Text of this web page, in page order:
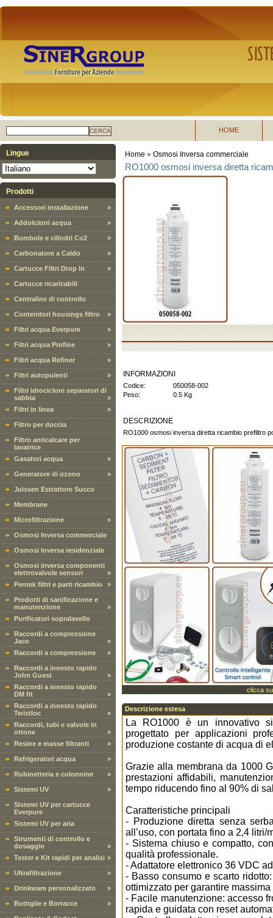
CERCA HOME
Lingue
Prodotti
Accessori installazione »
Addolcitori acqua »
Bombole e cilindri Co2 »
Carbonatore a Caldo »
Cartucce Filtri Drop In »
Cartucce ricaricabili
Centraline di controllo
Contenitori housings filtro »
Filtri acqua Everpure »
Filtri acqua Profine »
Filtri acqua Refiner »
Filtri autopulenti »
Filtri idrocicloni separatori di
sabbia
»
Filtri in linea
»
Filtro per doccia
Filtro anticalcare per
lavatrice
Gasatori acqua
»
Generatore di ozono »
Juissen Estrattore Succo
Membrane
Microfiltrazione »
Osmosi Inversa commerciale
Osmosi Inversa residenziale
Osmosi inversa componenti
elettrovalvole sensori
»
Pentek filtri e parti ricambio
»
Prodotti di sanificazione e
manutenzione
»
Purificatori sopralavello
Raccordi a compressione
Jaco
»
Raccordi a compressione
»
Raccordi a innesto rapido
John Guest
»
Raccordi a innesto rapido
DM fit
»
Raccordi a innesto rapido
Twistloc
»
Raccordi, tubi e valvole in
ottone
»
Resine e masse filtranti
»
Refrigeratori acqua »
Rubinetteria e colonnine »
Sistemi UV »
Sistemi UV per cartucce
Everpure
Sistemi UV per aria
Strumenti di controllo e
dosaggio
»
Tester e Kit rapidi per analisi »
Ultrafiltrazione »
Drinkware personalizzato »
Bottiglie e Borracce »
Home » Osmosi Inversa commerciale
RO1000 osmosi inversa diretta
INFORMAZIONI
Codice:
050058-002
Peso:
0.5 Kg
DESCRIZIONE
RO1000 osmosi inversa diretta ricambio prefiltro
clicca
Descrizione estesa
La RO1000 è un innovativo
progettato per applicazioni
produzione costante di acqua di
Grazie alla membrana da 1000
prestazioni affidabili,
tempo riducendo fino al 90% di
Caratteristiche principali
- Produzione diretta senza
all’uso, con portata fino a 2,4 litri/
- Sistema chiuso e compatto,
qualità professionale.
- Adattatore elettronico 36 VDC
- Basso consumo e scarto
ottimizzato per garantire
- Facile manutenzione: accesso
rapida e guidata con reset